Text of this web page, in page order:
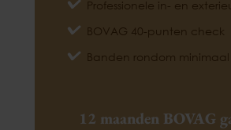
Professionele in- en
BOVAG 40-punten check
Banden rondom minimaal
12 maanden BOVAG